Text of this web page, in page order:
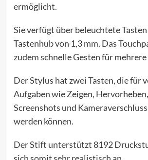
ermöglicht.
Sie verfügt über beleuchtete
Tastenhub von 1,3 mm. Das
zudem schnelle Gesten für
Der Stylus hat zwei Tasten, die für
Aufgaben wie Zeigen,
Screenshots und
werden können.
Der Stift unterstützt 8192